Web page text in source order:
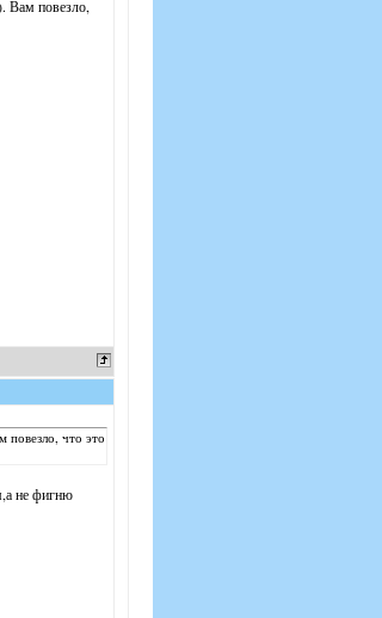
Вам повезло,
повезло, что это
не фигню